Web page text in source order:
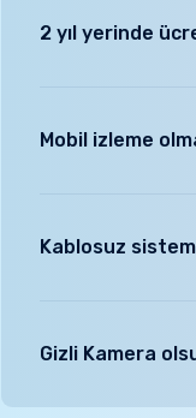
2 yıl yerinde
Mobil izleme
Kablosuz
Gizli Kamera